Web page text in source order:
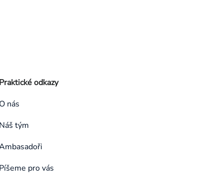
Praktické odkazy
O nás
Náš tým
Píšeme pro vás